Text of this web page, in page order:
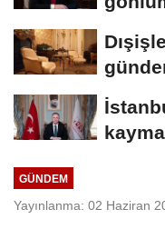
GÜNDEM
Yayınlanma: 02 Haziran